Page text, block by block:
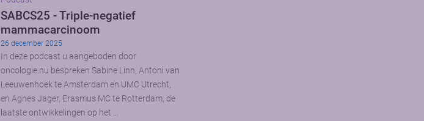
SABCS25 - Triple-negatief
mammacarcinoom
26 december 2025
In deze podcast u aangeboden door
oncologie.nu bespreken Sabine Linn, Antoni van
Leeuwenhoek te Amsterdam en UMC Utrecht,
en Agnes Jager, Erasmus MC te Rotterdam, de
laatste ontwikkelingen op het …